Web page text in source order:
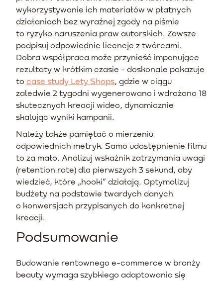
wykorzystywanie ich materiałów w płatnych
działaniach bez wyraźnej zgody na piśmie
to ryzyko naruszenia praw autorskich. Zawsze
podpisuj odpowiednie licencje z twórcami.
Dobra współpraca może przynieść imponujące
rezultaty w krótkim czasie - doskonale pokazuje
to case study Lety Shops, gdzie w ciągu
zaledwie 2 tygodni wygenerowano i wdrożono 18
skutecznych kreacji wideo, dynamicznie
skalując wyniki kampanii.
Należy także pamiętać o mierzeniu
odpowiednich metryk. Samo udostępnienie filmu
to za mało. Analizuj wskaźnik zatrzymania uwagi
(retention rate) dla pierwszych 3 sekund, aby
wiedzieć, które „hooki” działają. Optymalizuj
budżety na podstawie twardych danych
o konwersjach przypisanych do konkretnej
kreacji.
Podsumowanie
Budowanie rentownego e-commerce w branży
beauty wymaga szybkiego adaptowania się